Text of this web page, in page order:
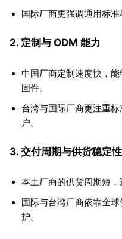
国际厂商更强调通用标准
2. 定制与 ODM 能力
中国厂商定制速度快，能
固件。
台湾与国际厂商更注重
户。
3. 交付周期与供货稳定性
本土厂商的供货周期短，
国际与台湾厂商依靠全
护。